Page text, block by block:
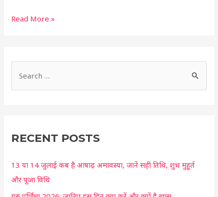
Read More »
e
c
f
o
r
RECENT POSTS
13 या 14 जुलाई कब है आषाढ़ अमावस्या, जानें सही तिथि, शुभ मुहूर्त
और पूजा विधि